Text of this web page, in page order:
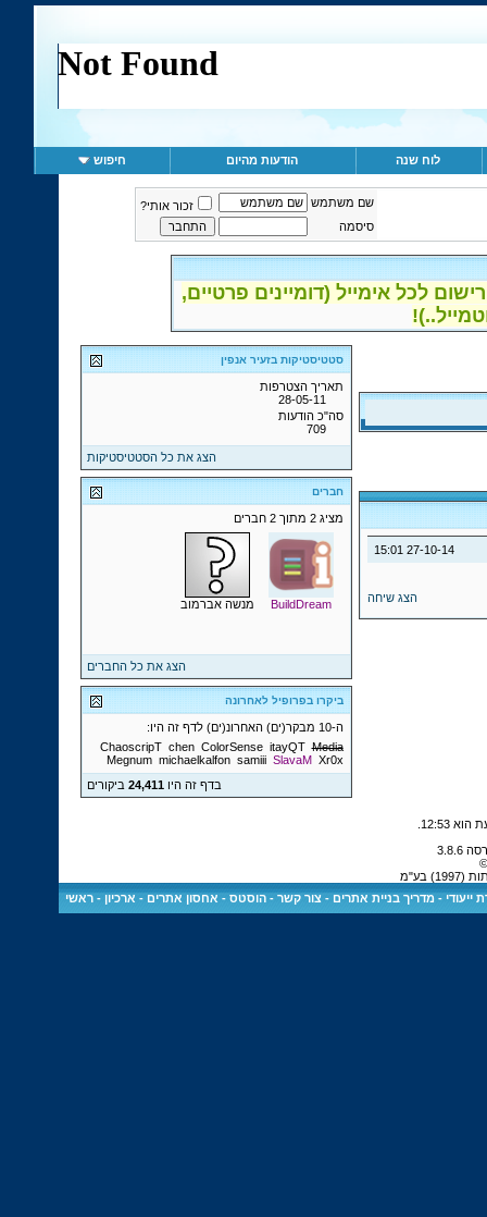
לוח שנה הודעות מהיום חיפוש
שם משתמש
זכור אותי?
סיסמה
לכל אימייל (דומיינים פרטיים,
27-10-14
15:01
הצג שיחה
סטטיסטיקות בזעיר אנפין
תאריך הצטרפות
28-05-11
סה"כ הודעות
709
הצג את כל הסטטיסטיקות
חברים
מציג 2 מתוך 2 חברים
BuildDream מנשה אברמוב
הצג את כל החברים
ביקרו בפרופיל לאחרונה
ה-10 מבקר(ים) האחרונ(ים) לדף זה היו:
ChaoscripT chen ColorSense itayQT Media
Megnum michaelkalfon samiii SlavaM Xr0x
בדף זה היו24,411 ביקורים
12:53
בע"מ
ייעודי -מדריך בניית אתרים -צור קשר -הוסטס - אחסון אתרים - ארכיון -ראשי